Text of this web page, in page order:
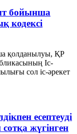
бойынша
кодексi
қолданылуы, ҚР
Іс-
сол іс-әрекет
есептеуді
жүгінген